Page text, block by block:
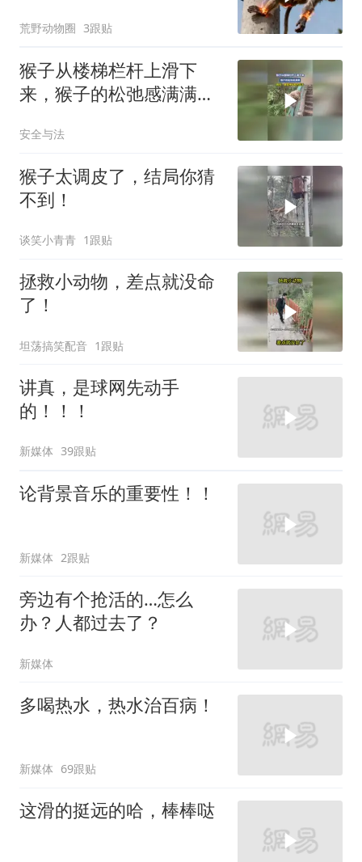
荒野动物圈 3跟贴
猴子从楼梯栏杆上滑下
来，猴子的松弛感满满，
安全与法
猴子太调皮了，结局你猜
不到！
谈笑小青青 1跟贴
拯救小动物，差点就没命
了！
坦荡搞笑配音 1跟贴
讲真，是球网先动手
的！！！
新媒体 39跟贴
论背景音乐的重要性！！
新媒体 2跟贴
旁边有个抢活的…怎么
办？人都过去了？
新媒体
多喝热水，热水治百病！
新媒体 69跟贴
这滑的挺远的哈，棒棒哒